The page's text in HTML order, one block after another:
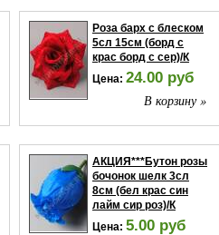
Роза барх с блеском
5сл 15см (борд с
крас борд с сер)/К
Цена: 24.00 руб
В корзину »
АКЦИЯ***Бутон розы
бочонок шелк 3сл
8см (бел крас син
лайм сир роз)/К
Цена: 5.00 руб